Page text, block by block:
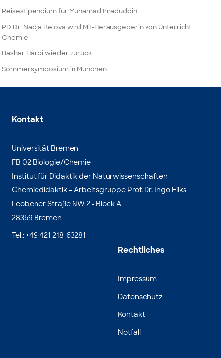
Reisestipendium für Muhamad Imaduddin
PD Dr. Nadja Belova wird Mit-Herausgeberin von Unterricht
Chemie
Bashar Harbi wieder zurück
Sommersymposium in München
Kontakt
Universität Bremen
FB 02 Biologie/Chemie
Institut für Didaktik der Naturwissenschaften
Chemiedidaktik – Arbeitsgruppe Prof. Dr. Ingo Eilks
Leobener Straße NW 2 - Block A
28359 Bremen
Tel.: +49 421 218-63281
Rechtliches
Impressum
Datenschutz
Kontakt
Notfall